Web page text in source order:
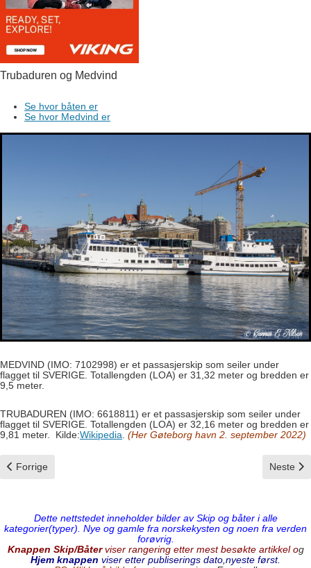
Trubaduren og Medvind
Se hvor båten er
Se hvor Medvind er
MEDVIND (IMO: 7102998) er et passasjerskip som seiler under
flagget til SVERIGE. Totallengden (LOA) er 31,32 meter og bredden er
9,5 meter.
TRUBADUREN (IMO: 6618811) er et passasjerskip som seiler under
flagget til SVERIGE. Totallengden (LOA) er 32,16 meter og bredden er
9,81 meter. Kilde:Wikipedia (Her Gøteborg havn 2. september 2022)
Forrige artikkel: Trondenes
Forrige Neste
Neste
Dette nettstedet inneholder bilder av Skip og båter i alle
kategorier(typer). Nye og gamle fra norskekysten og noen fra verden
forøvrig.
Knappen Skip/Båterviser rangering etter mest besøkte artikkel og
Hjem knappen viser etter publiserings dato,nyeste først.